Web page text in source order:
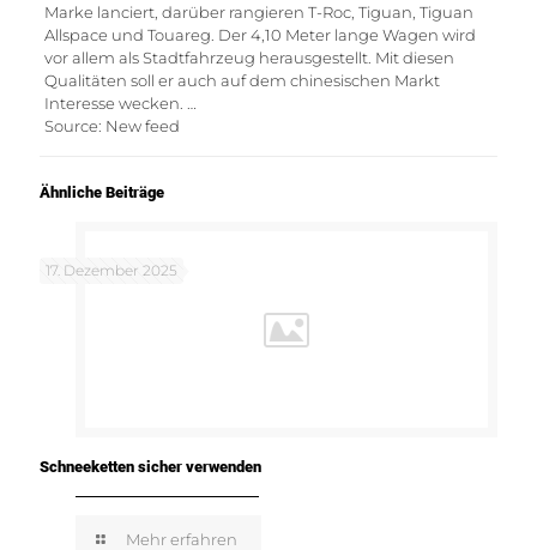
Marke lanciert, darüber rangieren T-Roc, Tiguan, Tiguan
Allspace und Touareg. Der 4,10 Meter lange Wagen wird
vor allem als Stadtfahrzeug herausgestellt. Mit diesen
Qualitäten soll er auch auf dem chinesischen Markt
Interesse wecken. …
Source: New feed
Ähnliche Beiträge
17. Dezember 2025
Schneeketten sicher verwenden
Mehr erfahren